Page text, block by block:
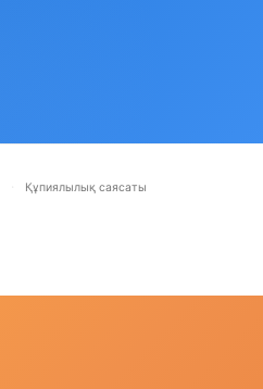
Құпиялылық саясаты